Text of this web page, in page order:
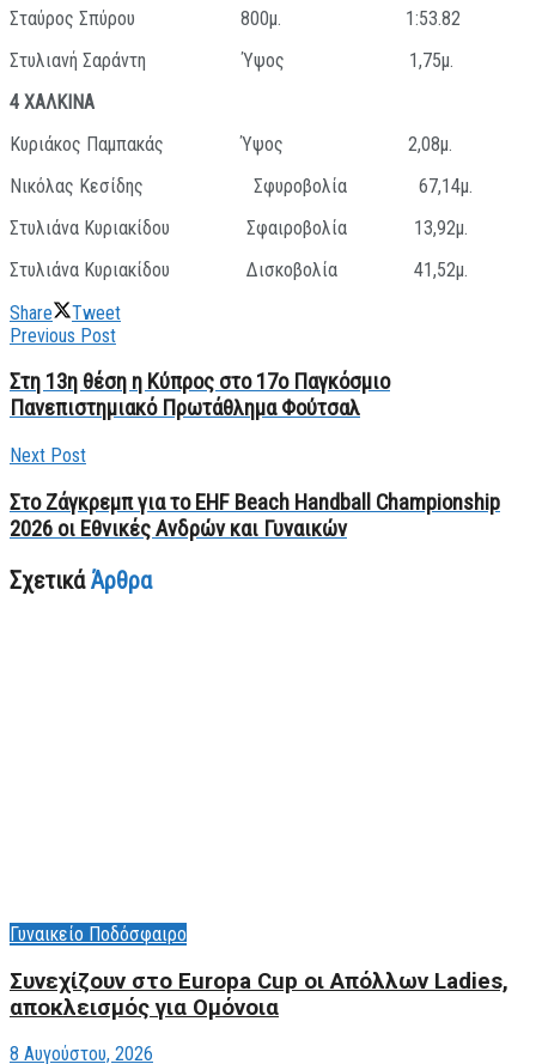
Σταύρος Σπύρου 800μ. 1:53.82
Στυλιανή Σαράντη Ύψος 1,75μ.
4 ΧΑΛΚΙΝΑ
Κυριάκος Παμπακάς Ύψος 2,08μ.
Νικόλας Κεσίδης Σφυροβολία 67,14μ.
Στυλιάνα Κυριακίδου Σφαιροβολία 13,92μ.
Στυλιάνα Κυριακίδου Δισκοβολία 41,52μ.
Share
Tweet
Previous Post
Στη 13η θέση η Κύπρος στο 17ο Παγκόσμιο
Πανεπιστημιακό Πρωτάθλημα Φούτσαλ
Next Post
Στο Ζάγκρεμπ για το EHF Beach Handball Championship
2026 οι Εθνικές Ανδρών και Γυναικών
ΣχετικάΆρθρα
Γυναικείο Ποδόσφαιρο
Συνεχίζουν στο Europa Cup οι Aπόλλων Ladies,
αποκλεισμός για Ομόνοια
8 Αυγούστου, 2026